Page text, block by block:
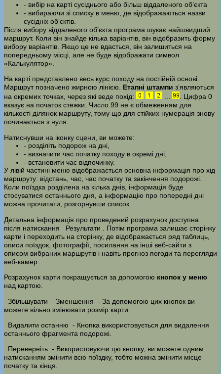
- вибір на карті сусіднього або більш віддаленого об’єкта
- вибираючи зі списку в меню, де відображаються назви
сусідніх об’єктів.
Після вибору віддаленого об’єкта програма шукає найшвидший
маршрут. Коли він знайде кілька варіантів, він відобразить форму
вибору варіантів. Якщо це не вдасться, він залишиться на
попередньому місці, але не буде відображати символ
«Калькулятор».
На карті представлено весь курс походу на постійній основі.
Маршрут позначено жирною лінією. Етапні штампи з’являються
на окремих точках, через які веде похід:
. Цифра 0
вказує на початок стежки. Число 99 не є обмеженням для
кількості ділянок маршруту, тому що для стійких нумерація знову
починається з нуля.
Натиснувши на іконку сцени, ви можете:
- розділіть подорож на дні,
- визначити час початку походу в окремі дні,
- встановити час відпочинку.
У лівій частині меню відображається основна інформація про хід
маршруту: відстань, час, час початку та закінчення подорожі.
Коли поїздка розділена на кілька днів, інформація буде
стосуватися останнього дня, а інформацію про попередні дні
можна прочитати, розгорнувши список.
Детальна інформація про проведений розрахунок доступна
після натискання
Результати
. Потім програма залишає сторінку
карти і переходить на сторінку, де відображається ряд таблиць,
описи поїздок, фотографії, посилання на інші веб-сайти з
описом вибраних маршрутів і навіть прогноз погоди та перегляди
веб-камер.
Розрахунок карти покращується за допомогою кнопок у меню
над картою.
Збільшувати
Зменшення - За допомогою цих кнопок ви
можете вільно змінювати розмір карти.
Видалити останню - Кнопка використовується для видалення
останнього фрагмента подорожі.
Переверніть - Використовуючи цю кнопку, ви можете одним
натисканням змінити всю поїздку, тобто можна змінити місце
початку та кінця.